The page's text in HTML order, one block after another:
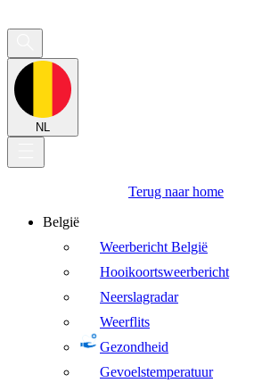
NL
Terug naar home
België
Weerbericht België
Hooikoortsweerbericht
Neerslagradar
Weerflits
Gezondheid
Gevoelstemperatuur